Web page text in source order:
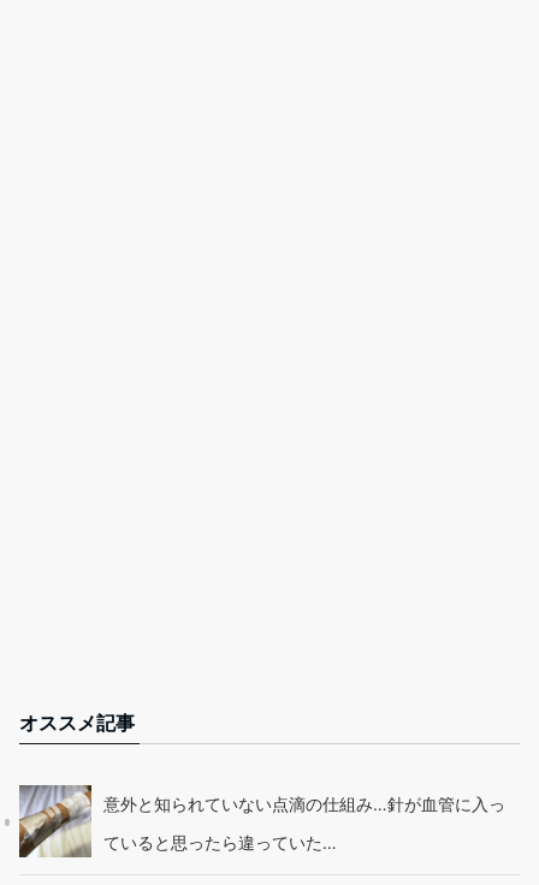
オススメ記事
意外と知られていない点滴の仕組み…針が血管に入っ
ていると思ったら違っていた…